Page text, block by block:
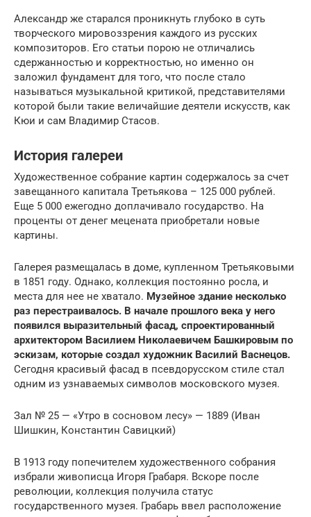
Александр же старался проникнуть глубоко в суть
творческого мировоззрения каждого из русских
композиторов. Его статьи порою не отличались
сдержанностью и корректностью, но именно он
заложил фундамент для того, что после стало
называться музыкальной критикой, представителями
которой были такие величайшие деятели искусств, как
Кюи и сам Владимир Стасов.
История галереи
Художественное собрание картин содержалось за счет
завещанного капитала Третьякова – 125 000 рублей.
Еще 5 000 ежегодно доплачивало государство. На
проценты от денег мецената приобретали новые
картины.
Галерея размещалась в доме, купленном Третьяковыми
в 1851 году. Однако, коллекция постоянно росла, и
места для нее не хватало. Музейное здание несколько
раз перестраивалось. В начале прошлого века у него
появился выразительный фасад, спроектированный
архитектором Василием Николаевичем Башкировым по
эскизам, которые создал художник Василий Васнецов.
Сегодня красивый фасад в псевдорусском стиле стал
одним из узнаваемых символов московского музея.
Зал № 25 — «Утро в сосновом лесу» — 1889 (Иван
Шишкин, Константин Савицкий)
В 1913 году попечителем художественного собрания
избрали живописца Игоря Грабаря. Вскоре после
революции, коллекция получила статус
государственного музея. Грабарь ввел расположение